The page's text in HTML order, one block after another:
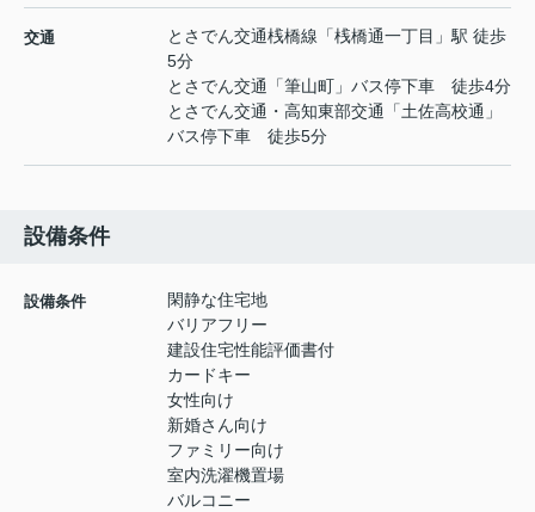
交通 とさでん交通桟橋線 「桟橋通一丁目 」駅 徒歩
5分
とさでん交通「筆山町」バス停下車 徒歩4分
とさでん交通・高知東部交通「土佐高校通」
バス停下車 徒歩5分
設備条件
設備条件
閑静な住宅地
バリアフリー
建設住宅性能評価書付
カードキー
女性向け
新婚さん向け
ファミリー向け
室内洗濯機置場
バルコニー